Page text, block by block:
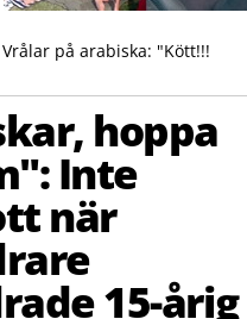
Vrålar på arabiska: "Kött!!!
hoppa
Inte
när
15-årig